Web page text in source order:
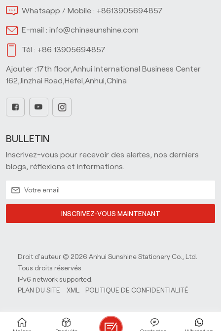
Whatsapp / Mobile : +8613905694857
E-mail : info@chinasunshine.com
Tél : +86 13905694857
Ajouter :17th floor,Anhui International Business Center
162,Jinzhai Road,Hefei,Anhui,China
BULLETIN
Inscrivez-vous pour recevoir des alertes, nos derniers
blogs, réflexions et informations.
INSCRIVEZ-VOUS MAINTENANT
Droit d'auteur © 2026 Anhui Sunshine Stationery Co., Ltd.
Tous droits réservés.
IPv6 network supported.
PLAN DU SITE
XML POLITIQUE DE CONFIDENTIALITÉ